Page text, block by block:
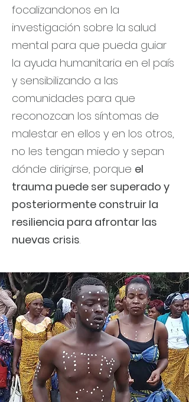
focalizandonos en la
investigación sobre la salud
mental para que pueda guiar
la ayuda humanitaria en el país
y sensibilizando a las
comunidades para que
reconozcan los síntomas de
malestar en ellos y en los otros,
no les tengan miedo y sepan
dónde dirigirse, porque el
trauma puede ser superado y
posteriormente construir la
resiliencia para afrontar las
nuevas crisis.